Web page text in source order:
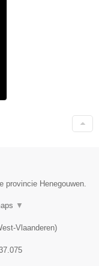
provincie Henegouwen.
▼
Vlaanderen)